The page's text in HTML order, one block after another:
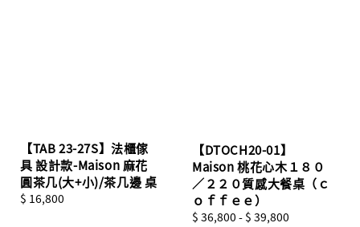
【TAB 23-27S】法櫃傢
具 設計款-Maison 麻花
圓茶几(大+小)/茶几邊 桌
Regular
$ 16,800
【DTOCH20-01】
Maison 桃花心木１８０
／２２０質感大餐桌（ｃ
ｏｆｆｅｅ）
Regular
$ 36,800 - $ 39,800